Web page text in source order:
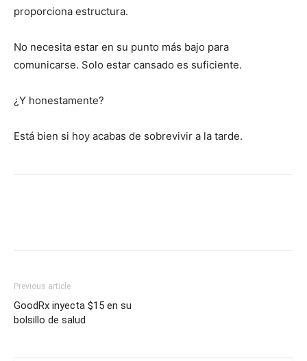
proporciona estructura.
No necesita estar en su punto más bajo para
comunicarse. Solo estar cansado es suficiente.
¿Y honestamente?
Está bien si hoy acabas de sobrevivir a la tarde.
Previous article
GoodRx inyecta $15 en su
bolsillo de salud